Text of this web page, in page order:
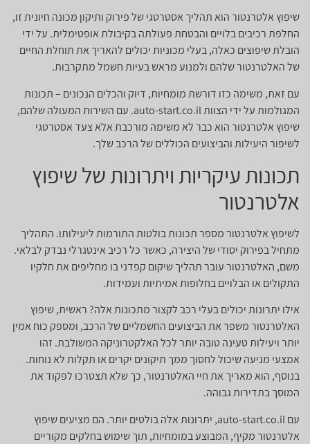
שיפוץ אלטרנטור הוא תהליך אסטרטגי של פירוק ותיקון מכונה חיונית זו,
החלפת רכיבים בלויים והבטחת פעולתה בקיבולת אופטימלית. על ידי
הובלת שיפוצים כאלה, בעלי מכוניות יכולים להאריך את תוחלת החיים
של האלטרנטור שלהם ולמנוע מראש בעיות חשמל מתקרבות.
עם זאת, משימה כזו דורשת מומחיות, דיוק והכלים הנכונים – תכונות
המגולמות על ידי הצוות auto-start.co.il. עם השירות המעולה שלהם,
שיפוץ אלטרנטור הוא כבר לא משימה מורכבת אלא צעד אסטרטגי
לשיפור היעילות והביצועים הכוללים של הרכב שלך.
תכונות עיקריות ויתרונות של שיפוץ
אלטרנטור
לשיפוץ אלטרנטור מספר תכונות בולטות התורמות ליעילותו. התהליך
מתחיל בפירוק יסודי של היצירה, כאשר כל רכיב אינטגרלי נבדק לבלאי.
משם, האלטרנטור עובר תהליך שיקום קפדני בו מחליפים את חלקיו
התקולים או הבלויים בחלופות אמיתיות ועמידות.
אילו יתרונות יכולים בעלי רכב לקצור מתכונות אלה? ראשית, שיפוץ
האלטרנטור משפר את הביצועים החשמליים של הרכב, ומספק כוח אמין
יותר ויעילות טעינה טובה יותר לכל האלקטרוניקה המשולבת. זהו
אמצעי מניעה שיכול לחסוך ממך תיקונים יקרים או תקלות לא נוחות.
בנוסף, הוא מאריך את חיי האלטרנטור, כך שלא תצטרכו לפקוד את
המוסך בתדירות גבוהה.
עם auto-start.co.il, יתרונות אלה בולטים יותר. הם מציעים שיפוץ
אלטרנטור מקיף, המבוצע במומחיות, תוך שימוש בחלקים מקוריים